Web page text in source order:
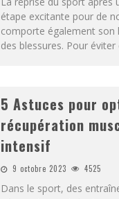
étape excitante pour de
comporte également son
des blessures. Pour
5 Astuces pour
récupération
intensif
9 octobre 2023 4525
Dans le sport, des